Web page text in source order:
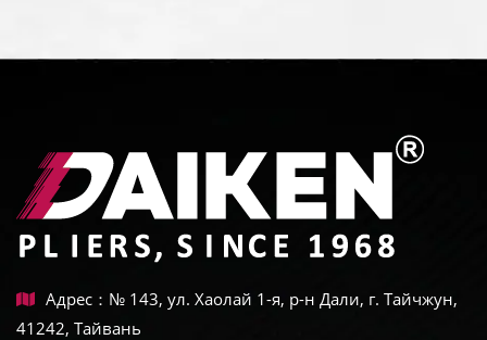
Адрес：№ 143, ул. Хаолай 1-я, р-н Дали, г. Тайчжун,
41242, Тайвань